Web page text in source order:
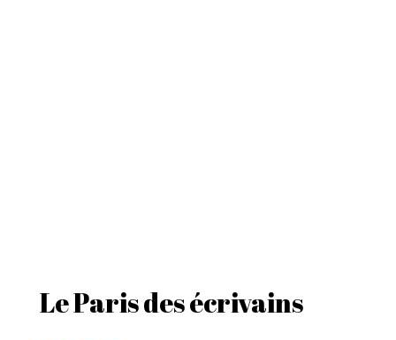
Le Paris des écrivains